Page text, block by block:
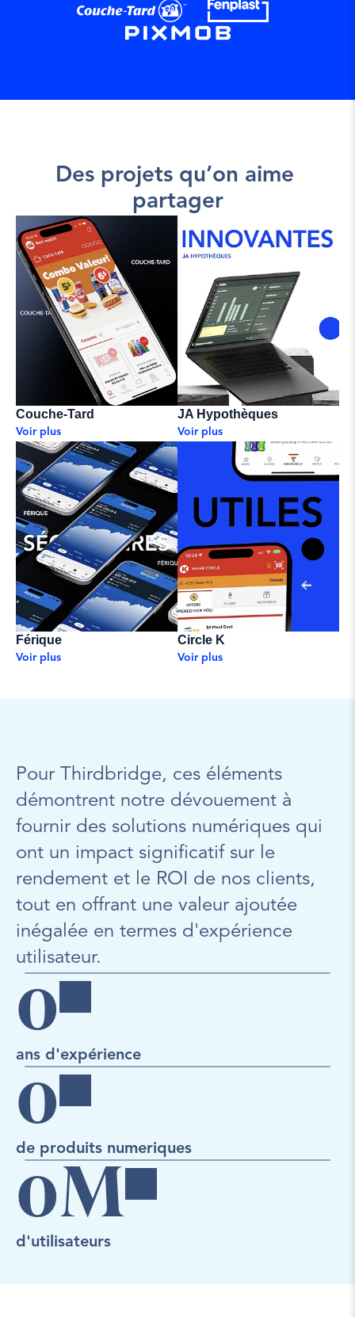
Des projets qu’on aime
partager
Couche-Tard
Voir plus
JA Hypothèques
Voir plus
Férique
Voir plus
Circle K
Voir plus
Pour Thirdbridge, ces éléments
démontrent notre dévouement à
fournir des solutions numériques qui
ont un impact significatif sur le
rendement et le ROI de nos clients,
tout en offrant une valeur ajoutée
inégalée en termes d'expérience
utilisateur.
0
ans d'expérience
0
de produits numeriques
0M
d'utilisateurs